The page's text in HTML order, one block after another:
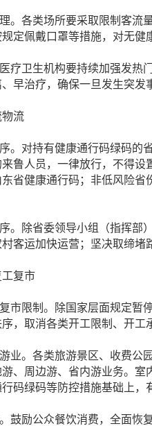
各类场所要采取限制客流量
定佩戴口罩等措施，对无
卫生机构要持续加强发热门
早治疗，确保一旦发生突发
流
对持有健康通行码绿码的省
鲁人员，一律放行，不得
省健康通行码；非低风险
除省委领导小组（指挥部）
客运加快运营；坚决取缔
复市
限制。除国家层面规定暂停
，取消各类开工限制、开
。各类旅游景区、收费公园
、周边游、省内游业务。
码绿码等防控措施基础上，
励公众餐饮消费，全面恢复